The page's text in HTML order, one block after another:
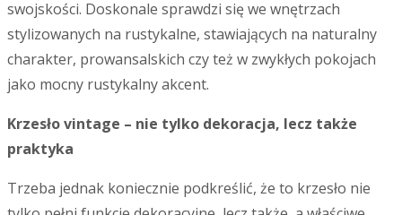
swojskości. Doskonale sprawdzi się we wnętrzach
stylizowanych na rustykalne, stawiających na naturalny
charakter, prowansalskich czy też w zwykłych pokojach
jako mocny rustykalny akcent.
Krzesło vintage – nie tylko dekoracja, lecz także
praktyka
Trzeba jednak koniecznie podkreślić, że to krzesło nie